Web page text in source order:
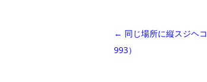
投
稿
← 同じ場所に縦スジヘ
993）